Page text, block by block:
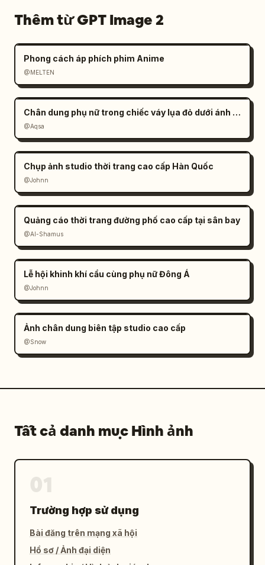
Thêm từ GPT Image 2
Phong cách áp phích phim Anime
@MELTEN
Chân dung phụ nữ trong chiếc váy lụa đỏ dưới ánh nắng
@Aqsa
Chụp ảnh studio thời trang cao cấp Hàn Quốc
@Johnn
Quảng cáo thời trang đường phố cao cấp tại sân bay
@Al-Shamus
Lễ hội khinh khí cầu cùng phụ nữ Đông Á
@Johnn
Ảnh chân dung biên tập studio cao cấp
@Snow
Tất cả danh mục Hình ảnh
Trường hợp sử dụng
Bài đăng trên mạng xã hội
Hồ sơ / Ảnh đại diện